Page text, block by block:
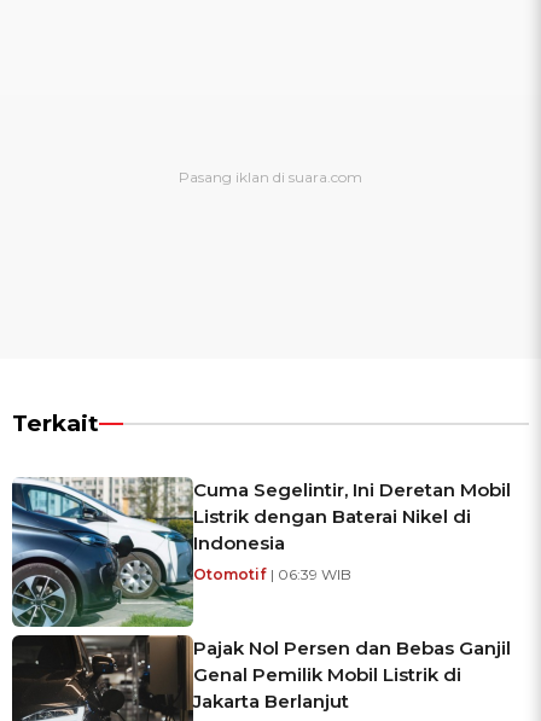
Terkait
Cuma Segelintir, Ini Deretan Mobil
Listrik dengan Baterai Nikel di
Indonesia
Otomotif | 06:39 WIB
Pajak Nol Persen dan Bebas Ganjil
Genal Pemilik Mobil Listrik di
Jakarta Berlanjut